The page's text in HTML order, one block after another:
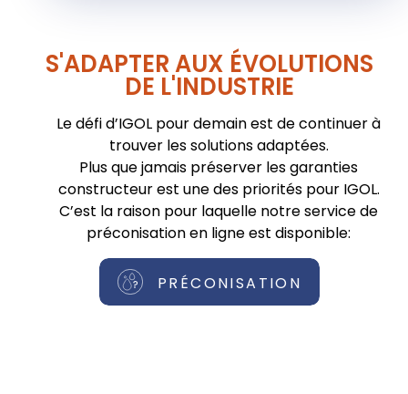
S'ADAPTER AUX ÉVOLUTIONS
DE L'INDUSTRIE
Le défi d’IGOL pour demain est de continuer à
trouver les solutions adaptées.
Plus que jamais préserver les garanties
constructeur est une des priorités pour IGOL.
C’est la raison pour laquelle notre service de
préconisation en ligne est disponible:
PRÉCONISATION